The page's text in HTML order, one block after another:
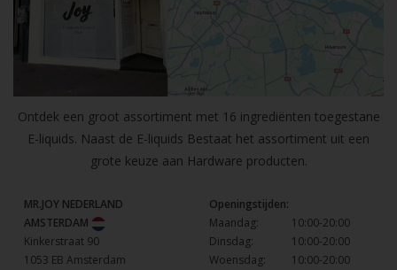
Ontdek een groot assortiment met 16 ingrediënten toegestane
E-liquids. Naast de E-liquids Bestaat het assortiment uit een
grote keuze aan Hardware producten.
MR.JOY NEDERLAND
AMSTERDAM
Kinkerstraat 90
1053 EB Amsterdam
Openingstijden:
Maandag:
10:00-20:00
Dinsdag:
10:00-20:00
Woensdag:
10:00-20:00